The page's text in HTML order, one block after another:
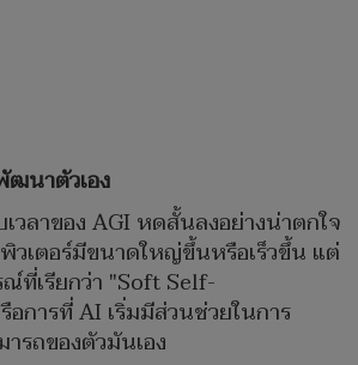
ฒนาตัวเอง
วลาของ AGI หดสั้นลงอย่างน่าตกใจ
วเตอร์มีขนาดใหญ่ขึ้นหรือเร็วขึ้น แต่
ที่เรียกว่า "Soft Self-
การที่ AI เริ่มมีส่วนช่วยในการ
รถของตัวมันเอง